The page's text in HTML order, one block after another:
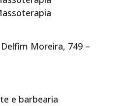
Moreira, 749 –
e barbearia